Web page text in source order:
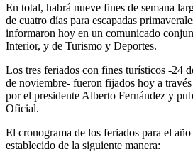
En total, habrá nueve fines de semana
de cuatro días para escapadas
informaron hoy en un comunicado
Interior, y de Turismo y Deportes.
Los tres feriados con fines turísticos -24
de noviembre- fueron fijados hoy a
por el presidente Alberto Fernández y
Oficial.
El cronograma de los feriados para el
establecido de la siguiente manera: